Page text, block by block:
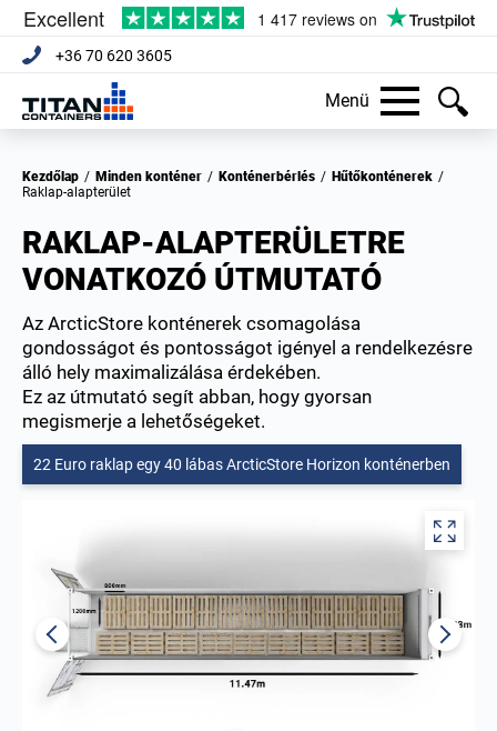
+36 70 620 3605
Menü
Kezdőlap / Minden konténer / Konténerbérlés / Hűtőkonténerek /
Raklap-alapterület
RAKLAP-ALAPTERÜLETRE
VONATKOZÓ ÚTMUTATÓ
Az ArcticStore konténerek csomagolása
gondosságot és pontosságot igényel a rendelkezésre
álló hely maximalizálása érdekében.
Ez az útmutató segít abban, hogy gyorsan
megismerje a lehetőségeket.
22 Euro raklap egy 40 lábas ArcticStore Horizon konténerben